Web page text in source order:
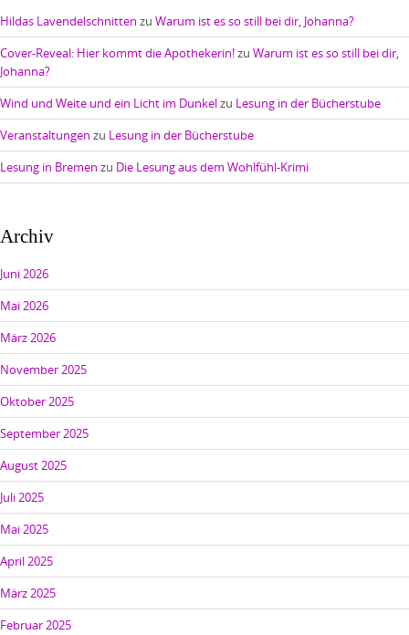
Hildas Lavendelschnitten zu Warum ist es so still bei dir, Johanna?
Cover-Reveal: Hier kommt die Apothekerin!zu Warum ist es so still bei dir,
Johanna?
Wind und Weite und ein Licht im Dunkelzu Lesung in der Bücherstube
Veranstaltungen zu Lesung in der Bücherstube
Lesung in Bremen zu Die Lesung aus dem Wohlfühl-Krimi
Archiv
Juni 2026
Mai 2026
März 2026
November 2025
Oktober 2025
September 2025
August 2025
Juli 2025
Mai 2025
April 2025
März 2025
Februar 2025